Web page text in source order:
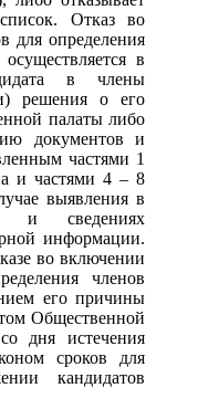
Отказ во
для определения
в
в члены
решения о его
палаты либо
документов и
частями 1
и частями 4 – 8
выявления в
и сведениях
информации.
во включении
членов
его причины
Общественной
дня истечения
сроков для
кандидатов